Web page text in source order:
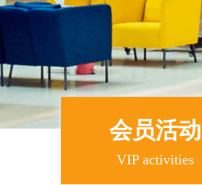
会员活动
VIP activities